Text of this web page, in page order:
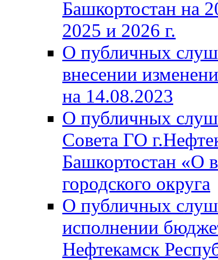
Башкортостан на
2025 и 2026 г.
О публичных
внесении
на 14.08.2023
О публичных
Совета ГО
Башкортостан «О
городского округа
О публичных
исполнении
Нефтекамск